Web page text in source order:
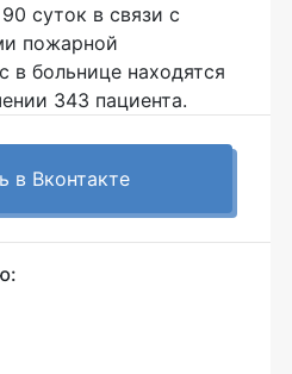
суток в связи с
пожарной
в больнице находятся
343 пациента.
в Вконтакте